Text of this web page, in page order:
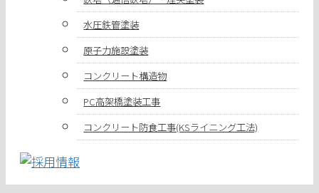
水圧鉄管塗装
原子力施設塗装
コンクリート構造物
PC高架橋塗装工事
コンクリート防食工事(KSライニング工法)